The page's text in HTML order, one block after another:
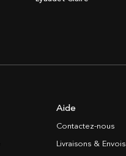
Aide
Contactez-nous
Livraisons & Envois